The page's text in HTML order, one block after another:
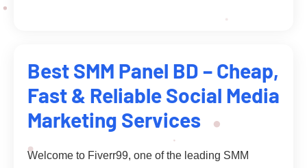
Best SMM Panel BD – Cheap,
Fast & Reliable Social Media
Marketing Services
Welcome to Fiverr99, one of the leading SMM